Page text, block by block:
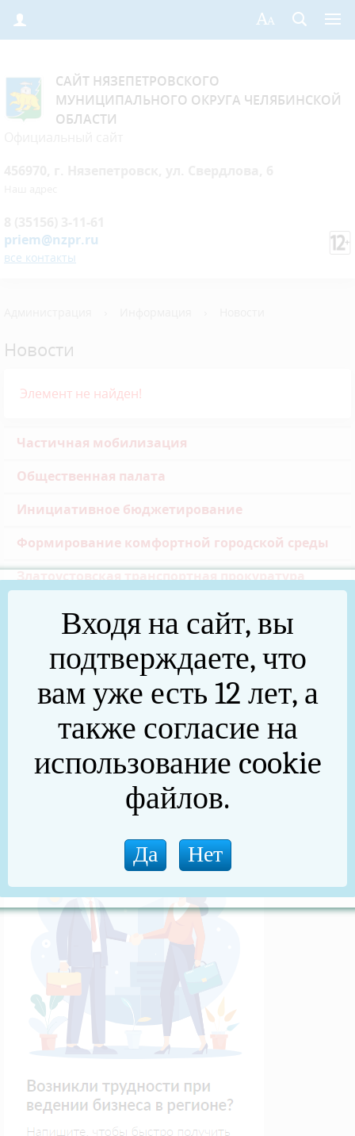
САЙТ НЯЗЕПЕТРОВСКОГО
МУНИЦИПАЛЬНОГО ОКРУГА ЧЕЛЯБИНСКОЙ
ОБЛАСТИ
priem@nzpr.ru
все контакты
Новости
Элемент не найден!
Частичная мобилизация
Общественная палата
Инициативное бюджетирование
Формирование комфортной городской среды
Златоустовская транспортная прокуратура
Реальные дела (архив)
Национальные проекты
75 лет Победы в Великой Отечественной войне
(архив)
Новости прокуратуры
Входя на сайт, вы
подтверждаете, что
вам уже есть 12 лет, а
также согласие на
использование cookie
файлов.